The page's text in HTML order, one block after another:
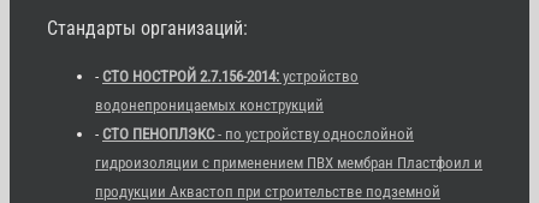
Стандарты организаций:
- СТО НОСТРОЙ 2.7.156-2014: устройство
водонепроницаемых конструкций
- СТО ПЕНОПЛЭКС- по устройству однослойной
гидроизоляции с применением ПВХ мембран Пластфоил и
продукции Аквастоп при строительстве подземной